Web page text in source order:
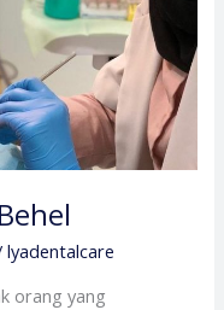
lyadentalcare
orang yang